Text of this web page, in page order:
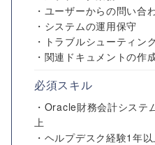
・ユーザーからの問い合
・システムの運用保守
・トラブルシューティン
・関連ドキュメントの作
必須スキル
・Oracle財務会計システ
上
・ヘルプデスク経験1年